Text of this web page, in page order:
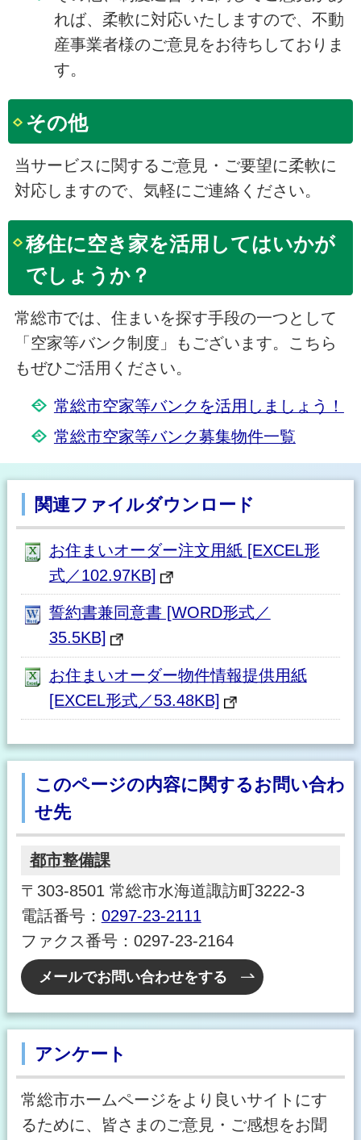
れば、柔軟に対応いたしますので、不動
産事業者様のご意見をお待ちしておりま
す。
その他
当サービスに関するご意見・ご要望に柔軟に
対応しますので、気軽にご連絡ください。
移住に空き家を活用してはいかが
でしょうか？
常総市では、住まいを探す手段の一つとして
「空家等バンク制度」もございます。こちら
もぜひご活用ください。
常総市空家等バンクを活用しましょう！
常総市空家等バンク募集物件一覧
関連ファイルダウンロード
お住まいオーダー注文用紙 [EXCEL形
式／102.97KB]
誓約書兼同意書 [WORD形式／
35.5KB]
お住まいオーダー物件情報提供用紙
[EXCEL形式／53.48KB]
このページの内容に関するお問い合わ
せ先
都市整備課
〒303-8501 常総市水海道諏訪町3222-3
電話番号： 0297-23-2111
ファクス番号：0297-23-2164
メールでお問い合わせをする
アンケート
常総市ホームページをより良いサイトにす
るために、皆さまのご意見・ご感想をお聞